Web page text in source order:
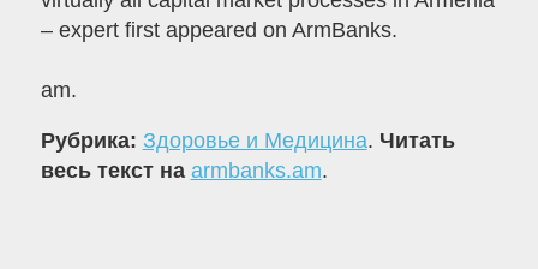
– expert first appeared on ArmBanks.
am.
Рубрика: Здоровье и Медицина. Читать
весь текст на armbanks.am.